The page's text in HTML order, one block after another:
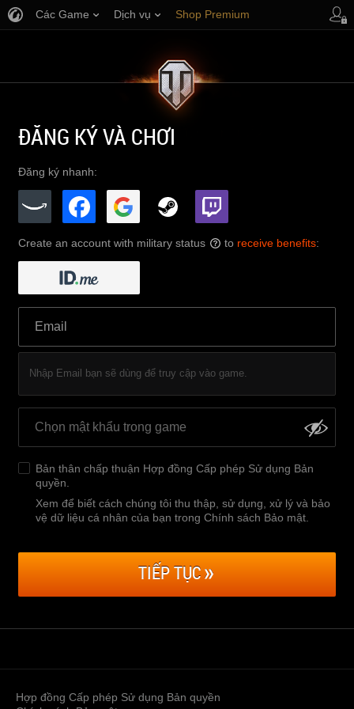
Các Game Dịch vụ Shop Premium
ĐĂNG KÝ VÀ CHƠI
Đăng ký nhanh:
Create an account with military status ? to receive benefits:
Nhập Email bạn sẽ dùng để truy cập vào game.
Bản thân chấp thuận Hợp đồng Cấp phép Sử dụng Bản
quyền
Xem để biết cách chúng tôi thu thập, sử dụng, xử lý và bảo
vệ dữ liệu cá nhân của bạn trong Chính sách Bảo mật
TIẾP TỤC
Hợp đồng Cấp phép Sử dụng Bản quyền